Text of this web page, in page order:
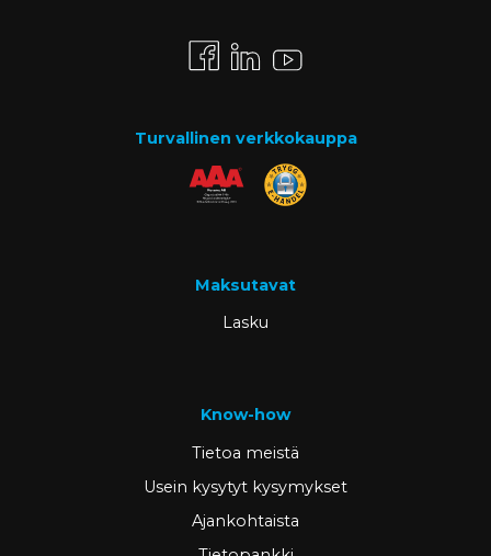
Turvallinen verkkokauppa
Maksutavat
Lasku
Know-how
Tietoa meistä
Usein kysytyt kysymykset
Ajankohtaista